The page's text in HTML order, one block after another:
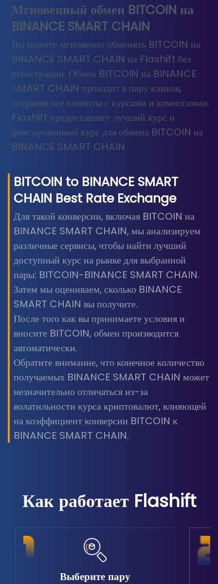
Мгновенный обмен BITCOIN на
BINANCE SMART CHAIN
Вы можете мгновенно обменять BITCOIN на
BINANCE SMART CHAIN на Flashift без
регистрации. Обмен BITCOIN на BINANCE
SMART CHAIN проходит в пару кликов,
устраняя все хлопоты с курсами и комиссиями.
Flashift предоставляет лучший курс и
фиксированный курс для обмена BITCOIN на
BINANCE SMART CHAIN.
BITCOIN to BINANCE SMART
CHAIN Best Rate Exchange
Для такой конверсии, включая BITCOIN на
BINANCE SMART CHAIN, мы анализируем
различные сервисы, чтобы найти лучший
доступный курс на рынке для выбранной
пары: BITCOIN-BINANCE SMART CHAIN.
Затем мы оцениваем, сколько BINANCE
SMART CHAIN вы получите.
После того как вы принимаете условия и
вносите BITCOIN, обмен производится
автоматически.
Обратите внимание, что конечное количество
получаемых BINANCE SMART CHAIN может
незначительно отличаться из-за
волатильности курса криптовалют, влияющей
на коэффициент конверсии BITCOIN к
BINANCE SMART CHAIN.
Как работает Flashift
Выберите пару